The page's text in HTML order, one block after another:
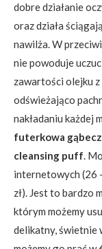
dobre działanie
oraz działa
nawilża. W
nie powoduje
zawartości olejku
odświeżająco
nakładaniu każdej
futerkowa
cleansing puff.
internetowych (26
zł). Jest to bardzo
którym możemy
delikatny, świetnie